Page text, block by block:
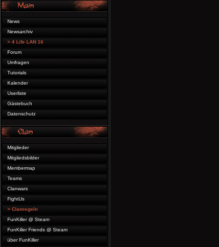
News
Newsarchiv
> 4 Life LAN 16
Forum
Umfragen
Tutorials
Kalender
Userliste
Gästebuch
Datenschutz
Mitglieder
Mitgliedsbilder
Membermap
Teams
Clanwars
FightUs
> Clanregeln
FunKiller @ Steam
FunKiller Friends @ Steam
über FunKiller